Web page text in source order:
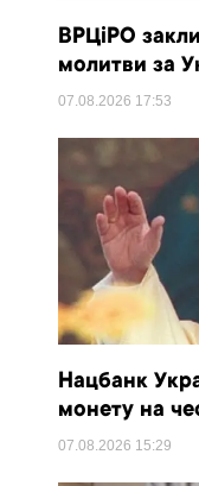
ВРЦіРО
молитви за
07.08.2026 17:53
Нацбанк
монету на
07.08.2026 15:29